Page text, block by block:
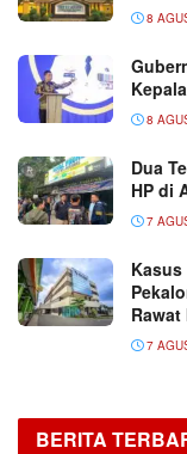
8
8
Dua
HP di
7
Kasus
Rawat
7
BERITA